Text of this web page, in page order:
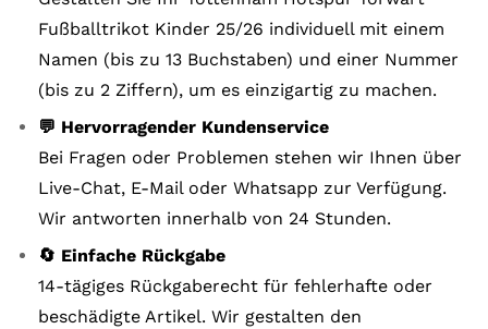
Fußballtrikot Kinder 25/26 individuell mit einem
Namen (bis zu 13 Buchstaben) und einer Nummer
(bis zu 2 Ziffern), um es einzigartig zu machen.
💬 Hervorragender Kundenservice
Bei Fragen oder Problemen stehen wir Ihnen über
Live-Chat, E-Mail oder Whatsapp zur Verfügung.
Wir antworten innerhalb von 24 Stunden.
🔄 Einfache Rückgabe
14-tägiges Rückgaberecht für fehlerhafte oder
beschädigte Artikel. Wir gestalten den